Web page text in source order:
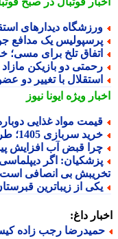
دیدارهای
یک مدافع
تلخ برای مسی؛
دو بازیکن مازاد گل
با تغییر دو
ویژهایونا نیوز
مواد غذایی دوباره
سربازی 1405؛ طرح جدید مجلس به کجا رسید؟+ قیمت خرید
قبض آب افزایش پیدا
اگر دیپلماسی
بی انصافی است
از زیباترین قبرستان
داغ:
رجب زاده